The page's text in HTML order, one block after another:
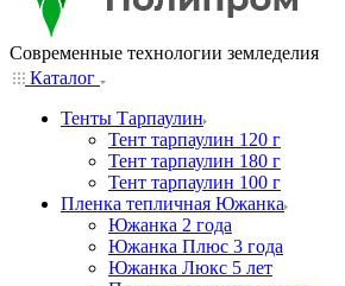
Современные технологии земледелия
Каталог
Тенты Тарпаулин
Тент тарпаулин 120 г
Тент тарпаулин 180 г
Тент тарпаулин 100 г
Пленка тепличная Южанка
Южанка 2 года
Южанка Плюс 3 года
Южанка Люкс 5 лет